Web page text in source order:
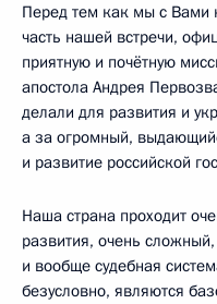
Перед тем как мы с Вами
часть нашей встречи,
приятную и почётную
апостола Андрея
делали для развития и
а за огромный,
и развитие российской
Наша страна проходит
развития, очень
и вообще судебная
безусловно, являются